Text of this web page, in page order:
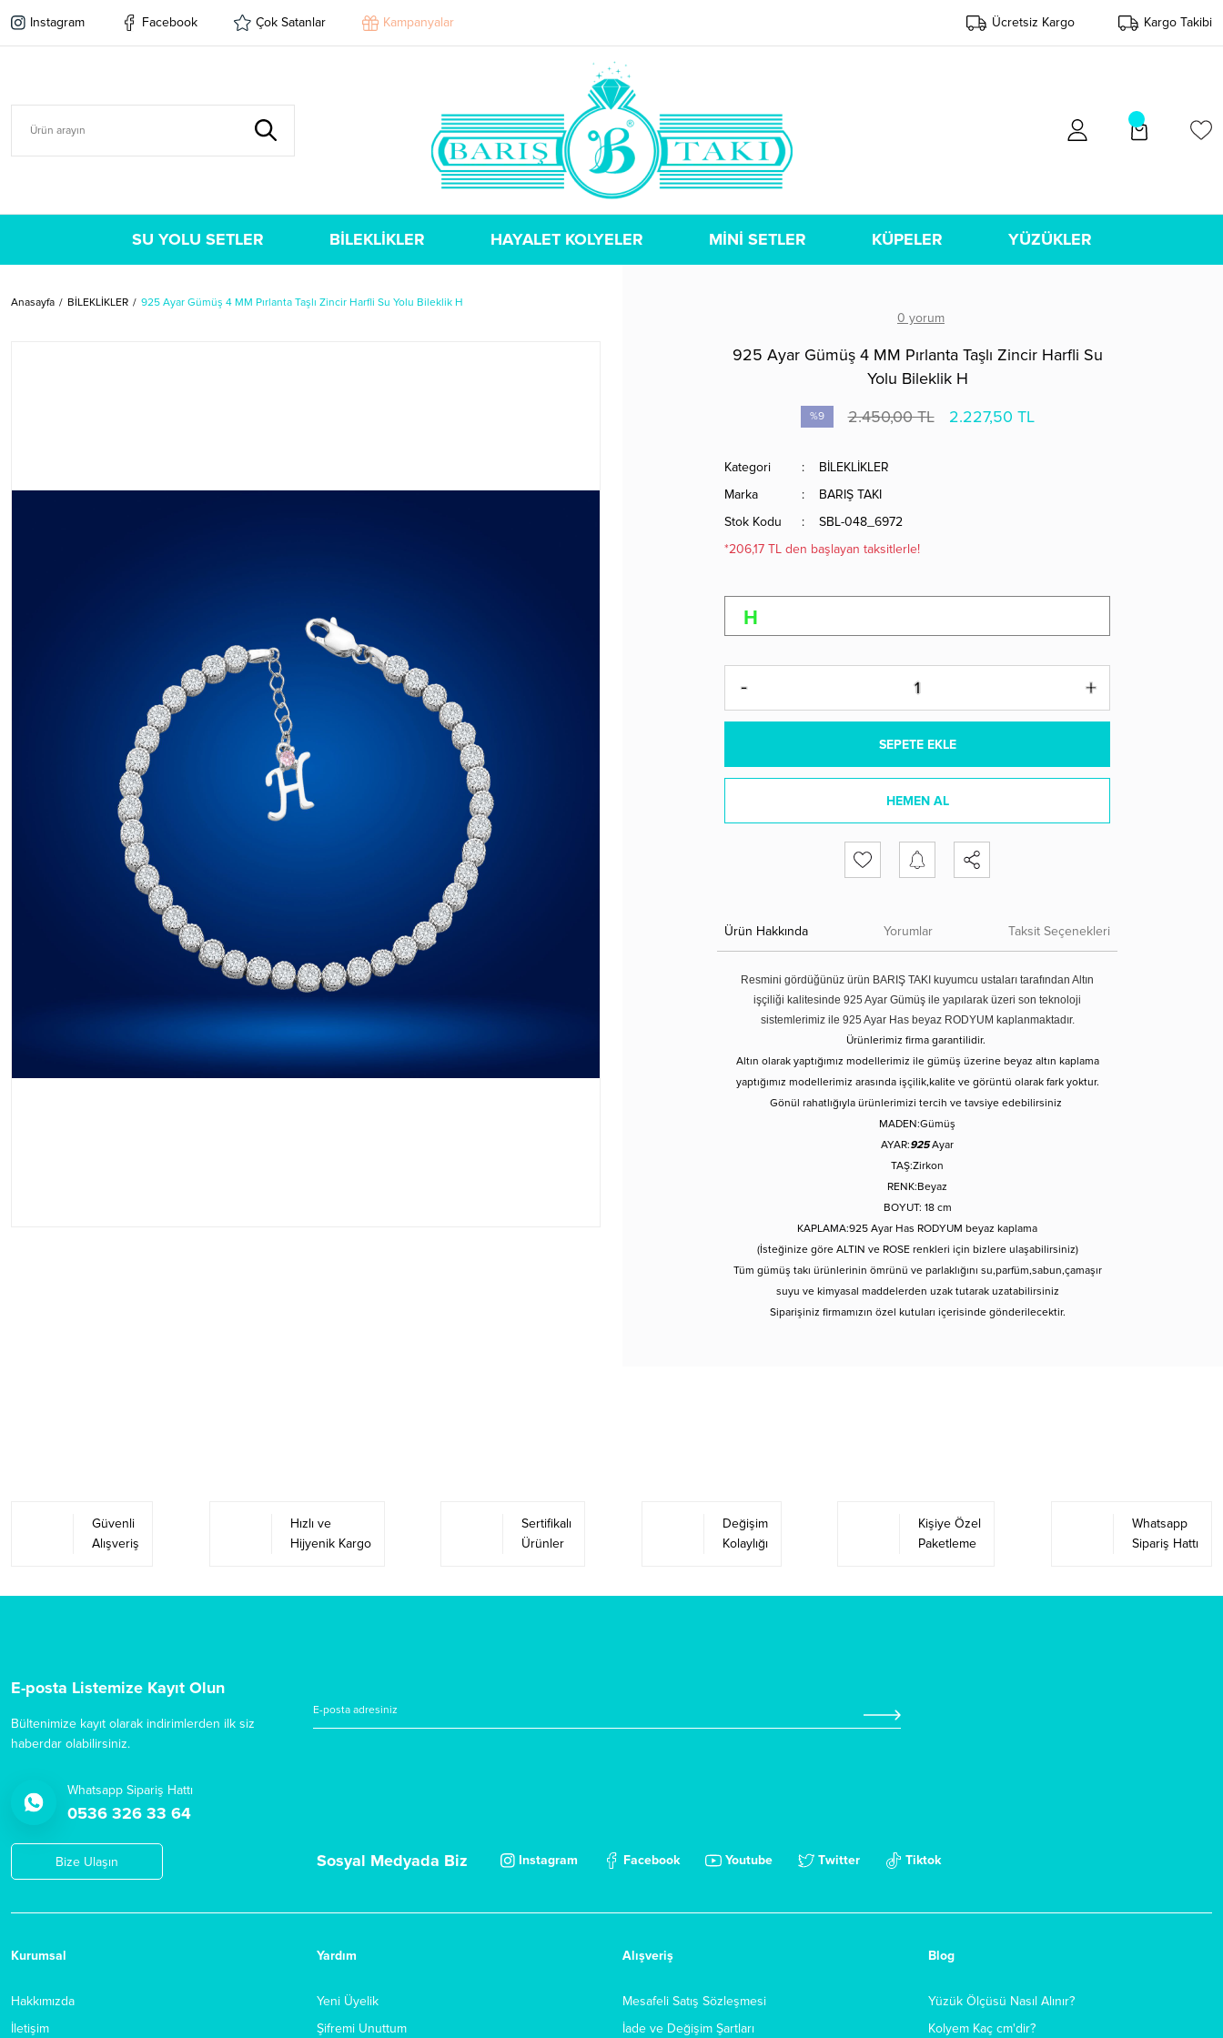
Instagram Facebook Çok Satanlar Kampanyalar Ücretsiz Kargo Kargo Takibi
SU YOLU SETLER BİLEKLİKLER HAYALET KOLYELER MİNİ SETLER KÜPELER YÜZÜKLER
Anasayfa BİLEKLİKLER 925 Ayar Gümüş 4 MM Pırlanta Taşlı Zincir Harfli Su Yolu Bileklik H
0 yorum
925 Ayar Gümüş 4 MM Pırlanta Taşlı Zincir Harfli Su
Yolu Bileklik H
%9 2.450,00 TL 2.227,50 TL
Kategori
BİLEKLİKLER
Marka
BARIŞ TAKI
Stok Kodu
SBL-048_6972
*206,17 TL den başlayan taksitlerle!
SEPETE EKLE
HEMEN AL
Ürün Hakkında Yorumlar Taksit Seçenekleri
Resmini gördüğünüz ürün BARIŞ TAKI kuyumcu ustaları tarafından Altın
işçiliği kalitesinde 925 Ayar Gümüş ile yapılarak üzeri son teknoloji
sistemlerimiz ile 925 Ayar Has beyaz RODYUM kaplanmaktadır.
Ürünlerimiz firma garantilidir.
Altın olarak yaptığımız modellerimiz ile gümüş üzerine beyaz altın kaplama
yaptığımız modellerimiz arasında işçilik,kalite ve görüntü olarak fark yoktur.
Gönül rahatlığıyla ürünlerimizi tercih ve tavsiye edebilirsiniz
MADEN:Gümüş
AYAR:925Ayar
TAŞ:Zirkon
RENK:Beyaz
BOYUT: 18 cm
KAPLAMA:925 Ayar Has RODYUM beyaz kaplama
(İsteğinize göre ALTIN ve ROSE renkleri için bizlere ulaşabilirsiniz)
Tüm gümüş takı ürünlerinin ömrünü ve parlaklığını su,parfüm,sabun,çamaşır
suyu ve kimyasal maddelerden uzak tutarak uzatabilirsiniz
Siparişiniz firmamızın özel kutuları içerisinde gönderilecektir.
Güvenli
Alışveriş
Hızlı ve
Hijyenik Kargo
Sertifikalı
Ürünler
Değişim
Kolaylığı
Kişiye Özel
Paketleme
Whatsapp
Sipariş Hattı
E-posta Listemize Kayıt Olun
Bültenimize kayıt olarak indirimlerden ilk siz
haberdar olabilirsiniz.
Whatsapp Sipariş Hattı
0536 326 33 64
Bize Ulaşın Sosyal Medyada Biz Instagram Facebook Youtube Twitter Tiktok
Kurumsal
Hakkımızda
İletişim
Yardım
Yeni Üyelik
Şifremi Unuttum
Alışveriş
Mesafeli Satış Sözleşmesi
İade ve Değişim Şartları
Blog
Yüzük Ölçüsü Nasıl Alınır?
Kolyem Kaç cm'dir?